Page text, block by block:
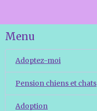
Menu
Adoptez-moi
Pension chiens et chats
Adoption